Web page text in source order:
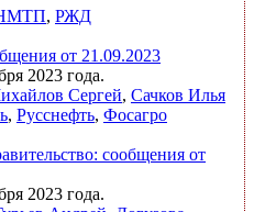
, РЖД
от 21.09.2023
2023 года.
Сергей, Сачков Илья
, Русснефть, Фосагро
сообщения от
2023 года.